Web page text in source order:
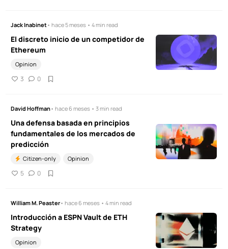
Jack Inabinet• hace 5 meses • 4 min read
El discreto inicio de un competidor de
Ethereum
Opinion
3 0
David Hoffman• hace 6 meses • 3 min read
Una defensa basada en principios
fundamentales de los mercados de
predicción
Citizen-only Opinion
5 0
William M. Peaster• hace 6 meses • 4 min read
Introducción a ESPN Vault de ETH
Strategy
Opinion